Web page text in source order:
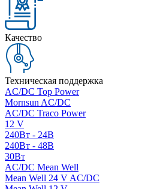
Качество
Техническая поддержка
AC/DC Top Power
Mornsun AC/DC
AC/DC Traco Power
12 V
240Вт - 24В
240Вт - 48В
30Вт
AC/DC Mean Well
Mean Well 24 V AC/DC